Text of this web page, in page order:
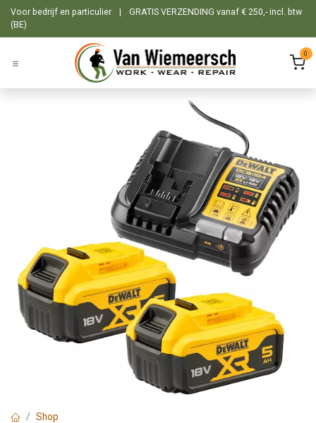
Overslaan naar inhoud
Voor bedrijf en particulier |
GRATIS VERZENDING vanaf € 250,- incl. btw
(BE)
0
Shop